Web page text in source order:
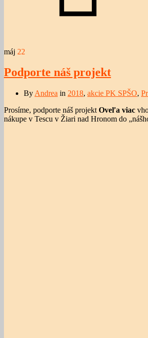
máj 22
Podporte náš projekt
By Andrea in 2018, akcie PK SPŠO,
Prosíme, podporte náš projekt Oveľa viac
nákupe v Tescu v Žiari nad Hronom do